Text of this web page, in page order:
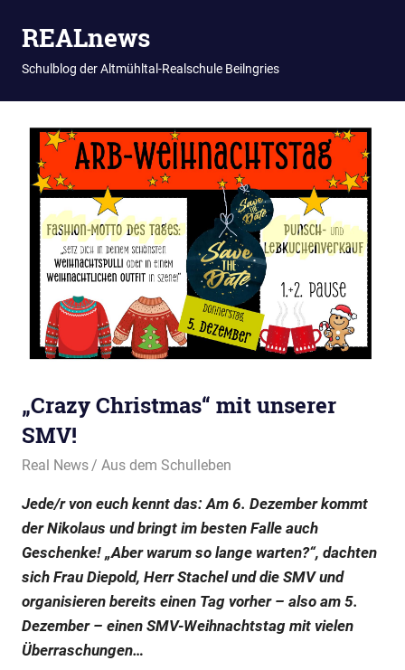
Inhalt
springen
REALnews
Schulblog der Altmühltal-Realschule Beilngries
„Crazy Christmas“ mit unserer
SMV!
3. Dezember 2024
Real News Aus dem Schulleben
Jede/r von euch kennt das: Am 6. Dezember kommt
der Nikolaus und bringt im besten Falle auch
Geschenke! „Aber warum so lange warten?“, dachten
sich Frau Diepold, Herr Stachel und die SMV und
organisieren bereits einen Tag vorher – also am 5.
Dezember – einen SMV-Weihnachtstag mit vielen
Überraschungen…